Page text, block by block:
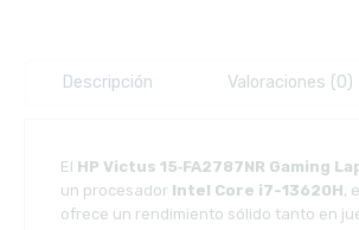
Descripción Valoraciones (0)
El HP Victus 15‑FA2787NR Gaming
un procesador Intel Core i7-13620H,
ofrece un rendimiento sólido tanto en